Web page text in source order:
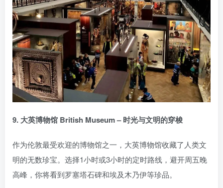
9. 大英博物馆 British Museum – 时光与文明的穿梭
作为伦敦最受欢迎的博物馆之一，大英博物馆收藏了人类文
明的无数珍宝。选择1小时或3小时的定时路线，避开周五晚
高峰，你将看到罗塞塔石碑和埃及木乃伊等珍品。